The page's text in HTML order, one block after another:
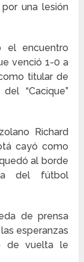
una lesión
el encuentro
venció 1-0 a
titular de
“Cacique”
Richard
cayó como
al borde
del fútbol
de prensa
esperanzas
de vuelta le